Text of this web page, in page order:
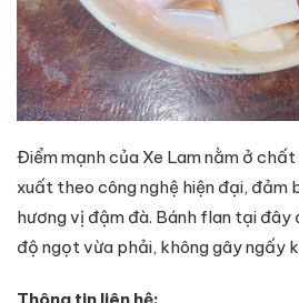
Điểm mạnh của Xe Lam nằm ở
xuất theo công nghệ hiện đại, đảm
hương vị đậm đà. Bánh flan tại đây
độ ngọt vừa phải, không gây ngấy
Thông tin liên hệ: